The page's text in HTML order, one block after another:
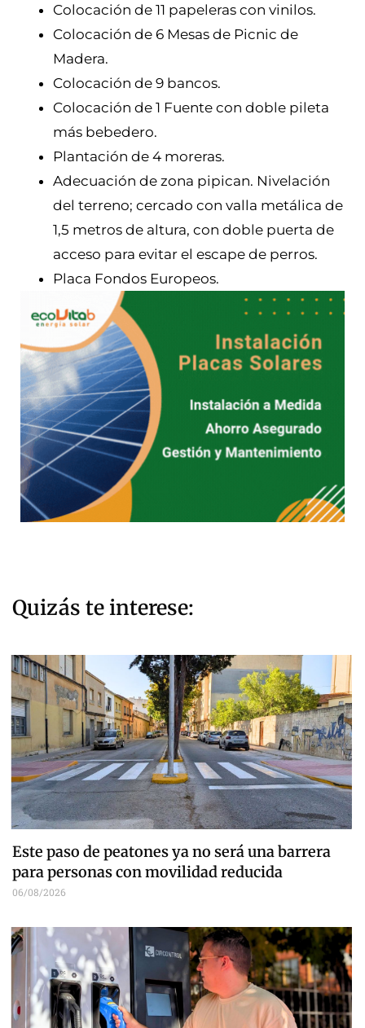
Colocación de 11 papeleras con vinilos.
Colocación de 6 Mesas de Picnic de
Madera.
Colocación de 9 bancos.
Colocación de 1 Fuente con doble pileta
más bebedero.
Plantación de 4 moreras.
Adecuación de zona pipican. Nivelación
del terreno; cercado con valla metálica de
1,5 metros de altura, con doble puerta de
acceso para evitar el escape de perros.
Placa Fondos Europeos.
Quizás te interese:
Este paso de peatones ya no será una barrera
para personas con movilidad reducida
06/08/2026